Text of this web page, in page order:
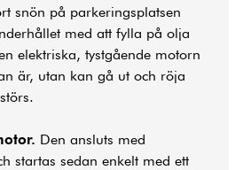
snön på parkeringsplatsen
med att fylla på olja
elektriska, tystgående motorn
är, utan kan gå ut och röja
Den ansluts med
startas sedan enkelt med ett